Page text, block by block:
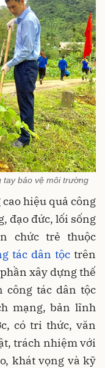
tay bảo vệ môi trường
hiệu quả công
đạo đức, lối sống
chức trẻ thuộc
tác dân tộctrên
xây dựng thế
công tác dân tộc
mạng, bản lĩnh
có tri thức, văn
trách nhiệm với
khát vọng và kỹ